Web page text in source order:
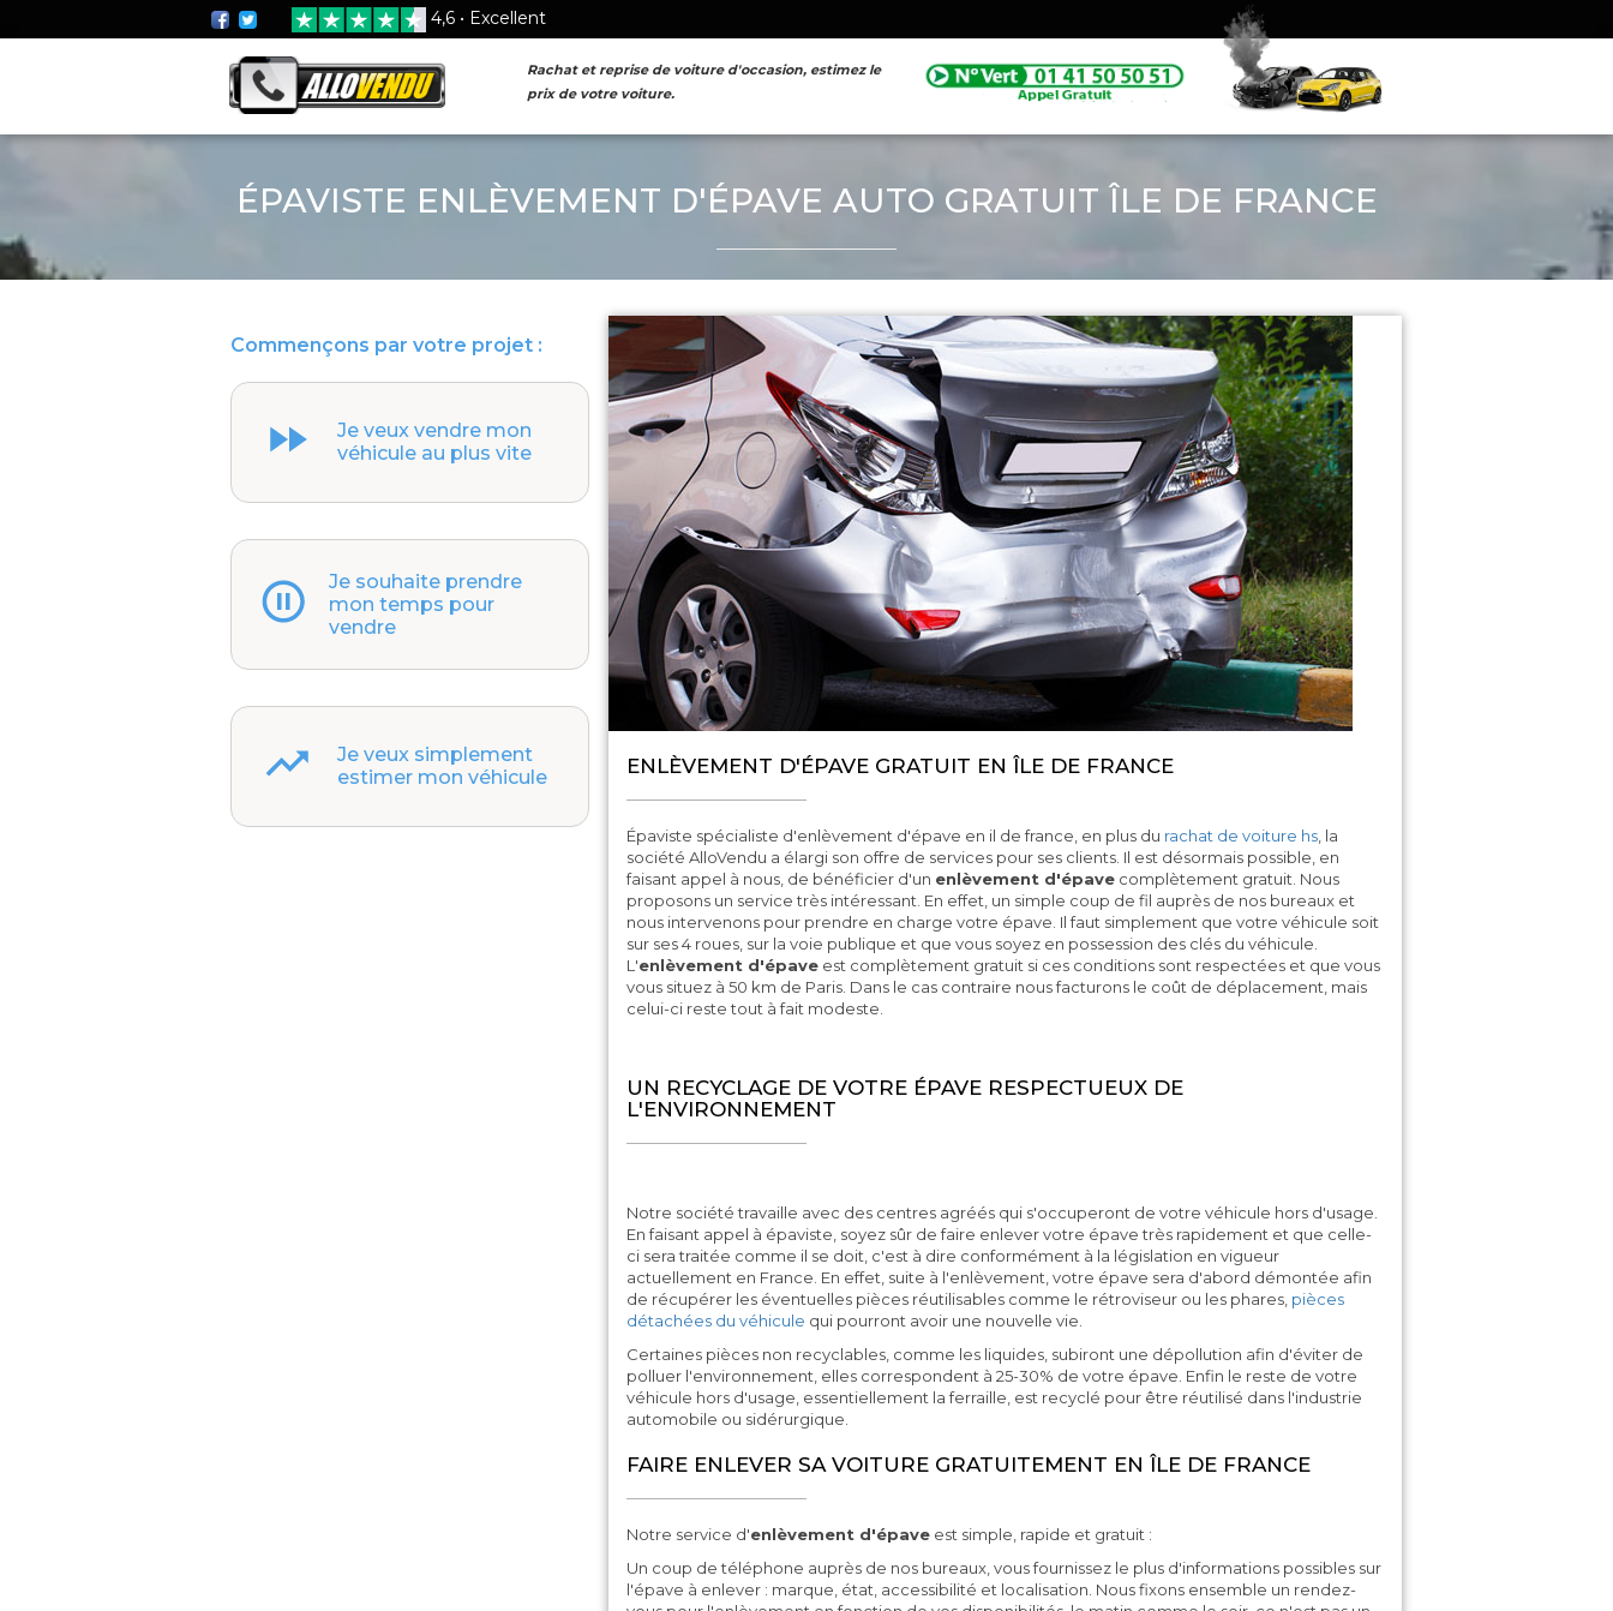
4,6 • Excellent
Rachat et reprise de voiture d'occasion, estimez le
prix de votre voiture.
FORMULAIRE D'ESTIMATION
ÉPAVISTE ENLÈVEMENT D'ÉPAVE AUTO GRATUIT ÎLE DE FRANCE
Commençons par votre projet :
Je veux vendre mon
véhicule au plus vite
Je souhaite prendre
mon temps pour
vendre
Je veux simplement
estimer mon véhicule
ENLÈVEMENT D'ÉPAVE GRATUIT EN ÎLE DE FRANCE
Épaviste spécialiste d'enlèvement d'épave en il de france, en plus du rachat de voiture hs, la
société AlloVendu a élargi son offre de services pour ses clients. Il est désormais possible, en
faisant appel à nous, de bénéficier d'un enlèvement d'épavecomplètement gratuit. Nous
proposons un service très intéressant. En effet, un simple coup de fil auprès de nos bureaux et
nous intervenons pour prendre en charge votre épave. Il faut simplement que votre véhicule soit
sur ses 4 roues, sur la voie publique et que vous soyez en possession des clés du véhicule.
L'enlèvement d'épaveest complètement gratuit si ces conditions sont respectées et que vous
vous situez à 50 km de Paris. Dans le cas contraire nous facturons le coût de déplacement, mais
celui-ci reste tout à fait modeste.
UN RECYCLAGE DE VOTRE ÉPAVE RESPECTUEUX DE
L'ENVIRONNEMENT
Notre société travaille avec des centres agréés qui s'occuperont de votre véhicule hors d'usage.
En faisant appel à épaviste, soyez sûr de faire enlever votre épave très rapidement et que celle-
ci sera traitée comme il se doit, c'est à dire conformément à la législation en vigueur
actuellement en France. En effet, suite à l'enlèvement, votre épave sera d'abord démontée afin
de récupérer les éventuelles pièces réutilisables comme le rétroviseur ou les phares, pièces
détachées du véhicule qui pourront avoir une nouvelle vie.
Certaines pièces non recyclables, comme les liquides, subiront une dépollution afin d'éviter de
polluer l'environnement, elles correspondent à 25-30% de votre épave. Enfin le reste de votre
véhicule hors d'usage, essentiellement la ferraille, est recyclé pour être réutilisé dans l'industrie
automobile ou sidérurgique.
FAIRE ENLEVER SA VOITURE GRATUITEMENT EN ÎLE DE FRANCE
Notre service d'enlèvement d'épaveest simple, rapide et gratuit :
Un coup de téléphone auprès de nos bureaux, vous fournissez le plus d'informations possibles sur
l'épave à enlever : marque, état, accessibilité et localisation. Nous fixons ensemble un rendez-